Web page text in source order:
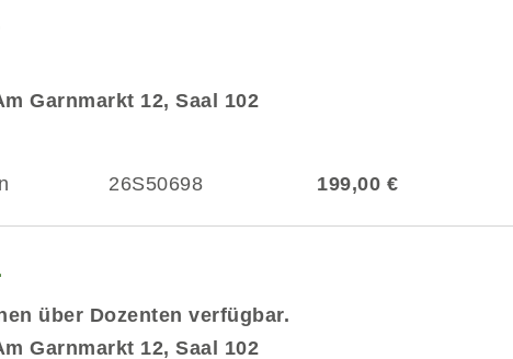
Garnmarkt 12, Saal 102
26S50698 199,00 €
über Dozenten verfügbar.
Garnmarkt 12, Saal 102